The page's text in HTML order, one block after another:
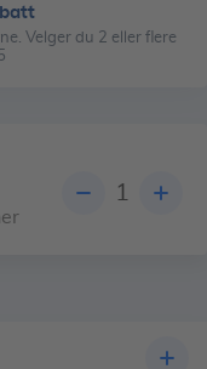
Velger du 2 eller flere
1